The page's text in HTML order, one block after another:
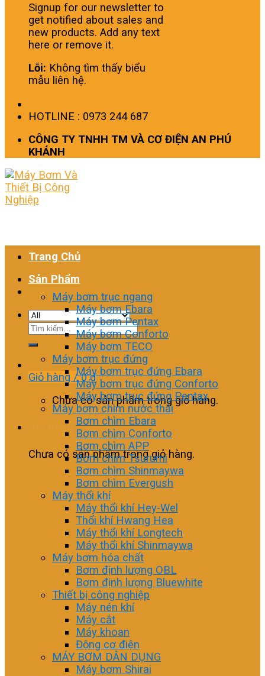
Signup for our newsletter to
get notified about sales and
new products. Add any text
here or remove it.
Lỗi: Không tìm thấy biểu
mẫu liên hệ.
HOTLINE : 0973 244 687
CÔNG TY TNHH TM VÀ CƠ ĐIỆN AN PHÚ
KHÁNH
Tìm
Giỏ hàng /0₫
Chưa có sản phẩm trong giỏ hàng.
Giỏ hàng
Chưa có sản phẩm trong giỏ hàng.
Trang Chủ
Sản Phẩm
Máy bơm trục ngang
Máy bơm Ebara
Máy bơm Pentax
Máy bơm Conforto
Máy bơm TECO
Máy bơm trục đứng
Máy bơm trục đứng Ebara
Máy bơm trục đứng Conforto
Máy bơm trục đứng Pentax
Máy bơm chìm nước thải
Bơm chìm Ebara
Bơm chìm Conforto
Bơm chìm APP
Bơm chìm Tsurumi
Bơm chìm Shinmaywa
Bơm chìm Evergush
Máy thổi khí
Máy thổi khí Hey-Wel
Thổi khí Hwang Hea
Máy thổi khí Longtech
Máy thổi khí Shinmaywa
Máy bơm hóa chất
Bơm định lượng OBL
Bơm định lượng Bluewhite
Thiết bị công nghiệp
Máy nén khí
Máy cắt
Máy khoan
Động cơ điện
MÁY BƠM DÂN DỤNG
Máy bơm Shirai